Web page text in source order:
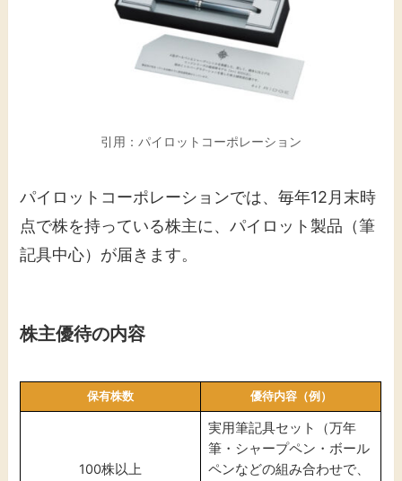
引用：パイロットコーポレーション
パイロットコーポレーションでは、毎年12月末時
点で株を持っている株主に、パイロット製品（筆
記具中心）が届きます。
株主優待の内容
保有株数 優待内容（例）
100株以上
実用筆記具セット（万年
筆・シャープペン・ボール
ペンなどの組み合わせで、